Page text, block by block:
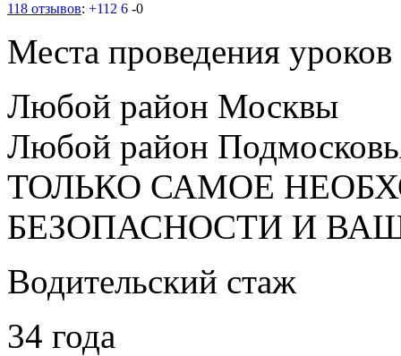
118 отзывов: +112 6 -0
Места проведения уроков
Любой район Москвы
Любой район
ТОЛЬКО САМОЕ
БЕЗОПАСНОСТИ И
Водительский стаж
34 года